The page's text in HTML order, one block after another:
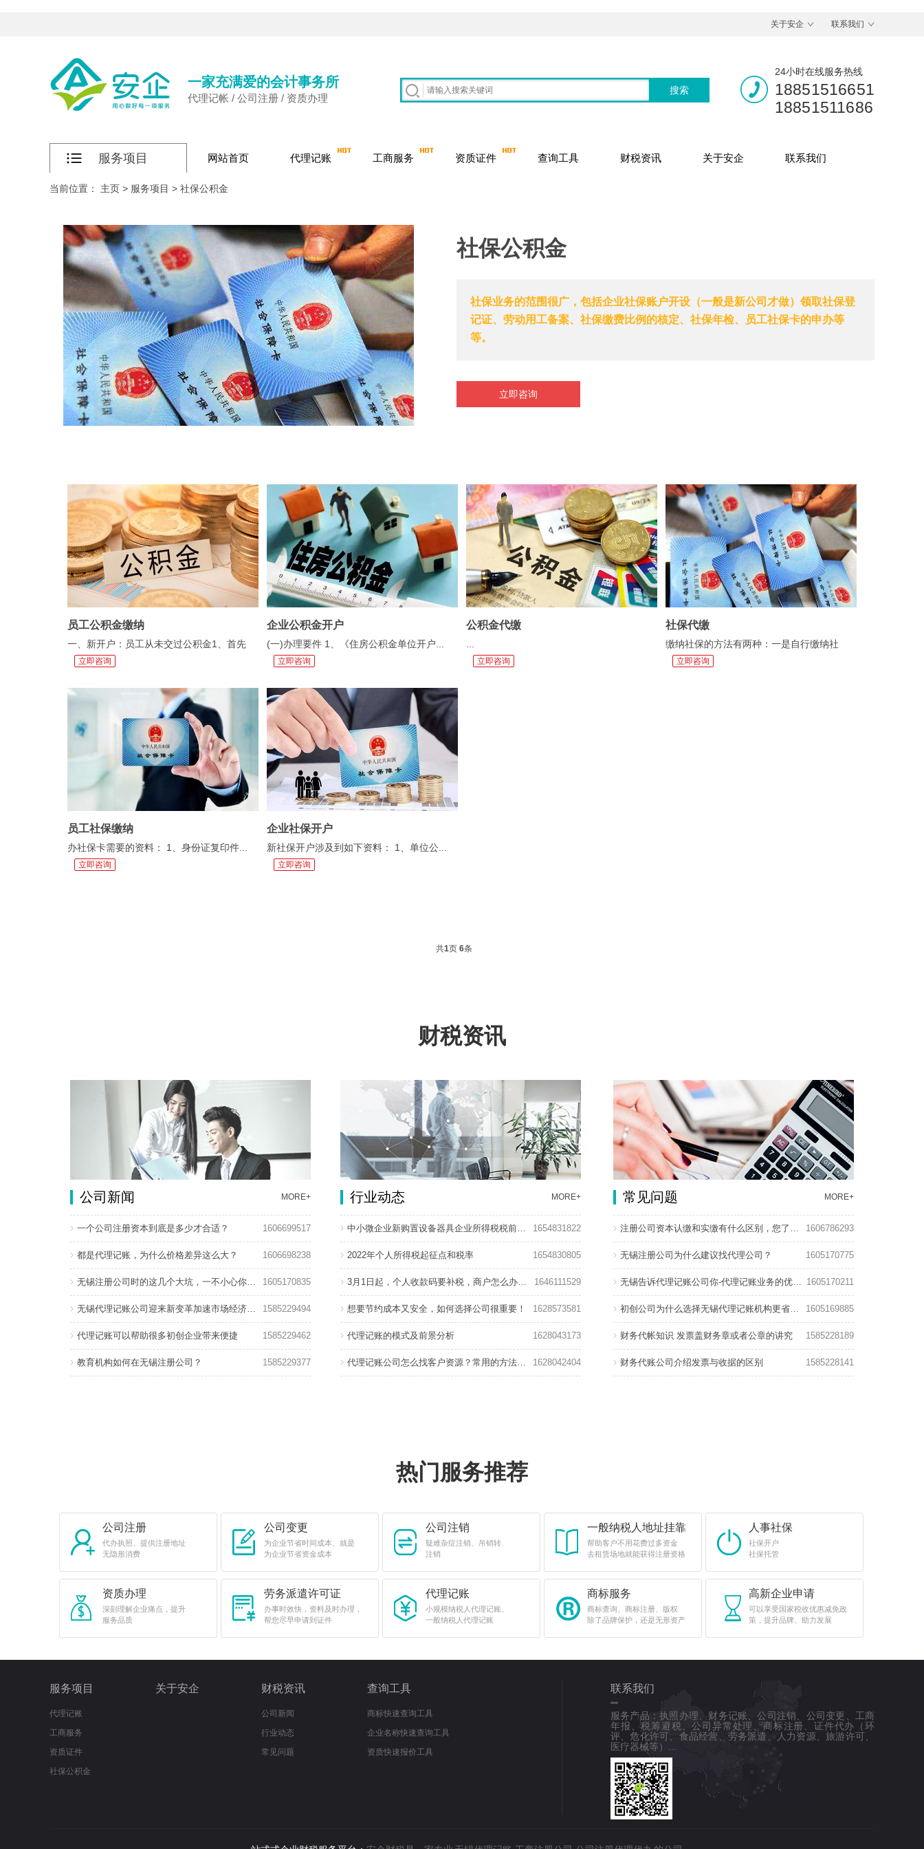
关于安企 联系我们
一家充满爱的会计事务所
代理记帐 / 公司注册 / 资质办理
24小时在线服务热线
18851516651
18851511686
服务项目 网站首页 代理记账 工商服务 资质证件 查询工具 财税资讯 关于安企 联系我们
当前位置： 主页 > 服务项目 > 社保公积金
社保公积金
社保业务的范围很广，包括企业社保账户开设（一般是新公司才做）领取社保登
记证、劳动用工备案、社保缴费比例的核定、社保年检、员工社保卡的申办等
等。
立即咨询
员工公积金缴纳
一、新开户：员工从未交过公积金1、首先
需...立即咨询
企业公积金开户
(一)办理要件 1、《住房公积金单位开户...
立即咨询
公积金代缴
立即咨询
社保代缴
缴纳社保的方法有两种：一是自行缴纳社
保；...
立即咨询
员工社保缴纳
办社保卡需要的资料： 1、身份证复印件...
立即咨询
企业社保开户
新社保开户涉及到如下资料： 1、单位公...
立即咨询
共1页 6条
财税资讯
公司新闻 MORE+
一个公司注册资本到底是多少才合适？ 1606699517
都是代理记账，为什么价格差异这么大？ 1606698238
无锡注册公司时的这几个大坑，一不小心你就掉进去了！ 1605170835
无锡代理记账公司迎来新变革加速市场经济发展 1585229494
代理记账可以帮助很多初创企业带来便捷 1585229462
教育机构如何在无锡注册公司？ 1585229377
行业动态 MORE+
中小微企业新购置设备器具企业所得税税前扣除政策 1654831822
2022年个人所得税起征点和税率 1654830805
3月1日起，个人收款码要补税，商户怎么办？回应来了！ 1646111529
想要节约成本又安全，如何选择公司很重要！ 1628573581
代理记账的模式及前景分析 1628043173
代理记账公司怎么找客户资源？常用的方法有哪些？ 1628042404
常见问题 MORE+
注册公司资本认缴和实缴有什么区别，您了解多少？ 1606786293
无锡注册公司为什么建议找代理公司？ 1605170775
无锡告诉代理记账公司你-代理记账业务的优势在那些？ 1605170211
初创公司为什么选择无锡代理记账机构更省钱? 1605169885
财务代帐知识 发票盖财务章或者公章的讲究 1585228189
财务代账公司介绍发票与收据的区别 1585228141
热门服务推荐
公司注册
代办执照、提供注册地址
无隐形消费
公司变更
为企业节省时间成本、就是
为企业节省资金成本
公司注销
疑难杂症注销、吊销转
注销
一般纳税人地址挂靠
帮助客户不用花费过多资金
去租赁场地就能获得注册资格
人事社保
社保开户
社保托管
资质办理
深刻理解企业痛点，提升
服务品质
劳务派遣许可证
办事时效快，资料及时办理，
帮您尽早申请到证件
代理记账
小规模纳税人代理记账、
一般纳税人代理记账
商标服务
商标查询、商标注册、版权
除了品牌保护，还是无形资产
高新企业申请
可以享受国家税收优惠减免政
策，提升品牌、助力发展
服务项目
代理记账
工商服务
资质证件
社保公积金
关于安企 财税资讯
公司新闻
行业动态
常见问题
查询工具
商标快速查询工具
企业名称快速查询工具
资质快速报价工具
联系我们
服务产品：执照办理、财务记账、公司注销、公司变更、工商
年报、税筹避税、公司异常处理、商标注册、证件代办（环
评、危化许可、食品经营、劳务派遣、人力资源、旅游许可、
医疗器械等）...